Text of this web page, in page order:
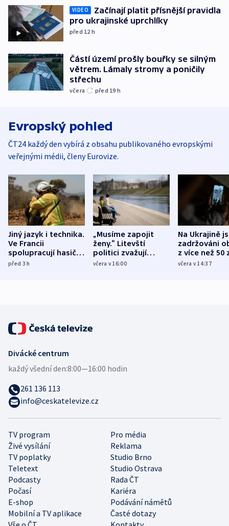
VIDEO
Začínají platit přísnější pravidla
pro ukrajinské uprchlíky
před 12 h
Částí území prošly bouřky se silným
větrem. Lámaly stromy a poničily
střechu
včera před 19 h
Evropský pohled
ČT24 každý den vybírá z obsahu publikovaného evropskými
veřejnými médii, členy Eurovize.
Jiný jazyk i technika.
Ve Francii
spolupracují hasiči z
různých zemí
před 3h
„Musíme zapojit
ženy.“ Litevští
politici zvažují
dohodu o
včera v 16:00
Na Ukrajině
zadržováni
z více než 50
Bojovali na
včera v 14:37
TV program
Pro média
Živé vysílání
Reklama
TV poplatky
Studio Brno
Teletext
Studio Ostrava
Podcasty
Rada ČT
Počasí
Kariéra
E-shop
Podávání námětů
Mobilní a TV aplikace
Časté dotazy
Divácké centrum
každý všední den:8:00—16:00 hodin
261 136 113
info@ceskatelevize.cz